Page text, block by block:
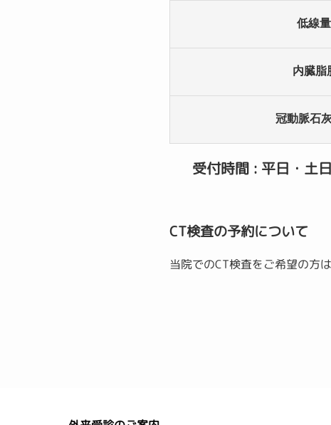
低線
内臓脂
冠動脈石
受付時間 : 平日・土
CT検査の予約について
当院でのCT検査をご希望の方